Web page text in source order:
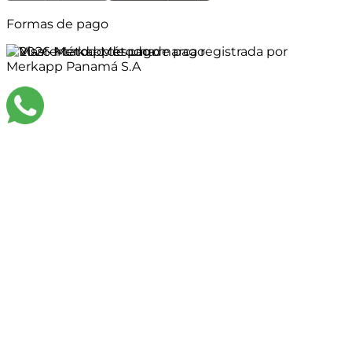
Formas de pago
©2026Merkapp es una marca registrada por
Merkapp Panamá S.A